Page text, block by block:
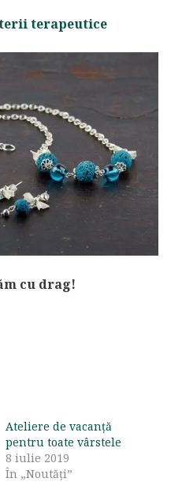
terapeutice
cu drag!
Ateliere de vacanță
pentru toate vârstele
8 iulie 2019
În „Noutăți”